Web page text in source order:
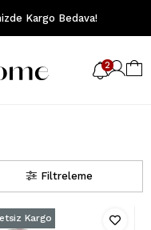
Kargo Bedava!
2
Filtreleme
Kargo